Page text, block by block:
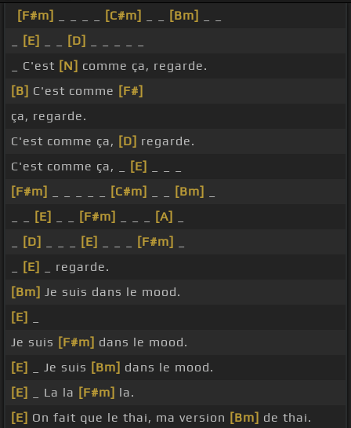
[F#m] [C#m] [Bm]
[E] [D]
_ C'est [N] comme ça, regarde.
[B] C'est comme [F#]
ça, regarde.
C'est comme ça, [D] regarde.
C'est comme ça, _
[E]
[F#m]
[C#m] [Bm]
[E] [F#m] [A]
[D] [E] [F#m]
[E]
_ regarde.
[Bm] Je suis dans le mood.
[E]
Je suis [F#m] dans le mood.
[E]
_ Je suis [Bm] dans le mood.
[E]
_ La la [F#m] la.
[E] On fait que le thai, ma version [Bm] de thai.